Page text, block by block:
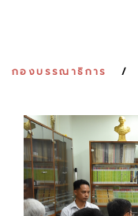
กองบรรณาธิการ